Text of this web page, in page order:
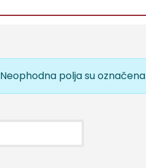
Neophodna polja su označena